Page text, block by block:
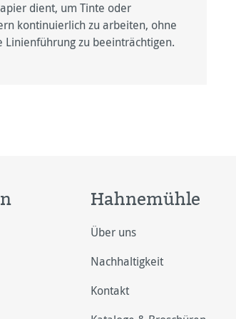
dient, um Tinte oder
kontinuierlich zu arbeiten, ohne
zu beeinträchtigen.
Hahnemühle
Über uns
Nachhaltigkeit
Kontakt